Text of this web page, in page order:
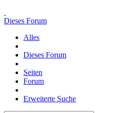
Dieses Forum
Alles
Dieses Forum
Seiten
Forum
Erweiterte Suche